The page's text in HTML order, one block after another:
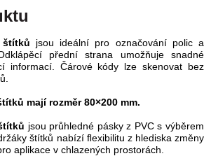
štítků jsou ideální pro označování polic a
přední strana umožňuje snadné
informací. Čárové kódy lze skenovat bez
mají rozměr 80×200 mm.
jsou průhledné pásky z PVC s výběrem
štítků nabízí ﬂexibilitu z hlediska změny
aplikace v chlazených prostorách.